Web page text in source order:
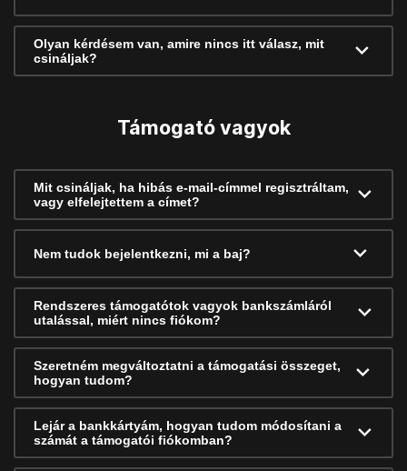
Olyan kérdésem van, amire nincs itt válasz, mit
csináljak?
Támogató vagyok
Mit csináljak, ha hibás e-mail-címmel regisztráltam,
vagy elfelejtettem a címet?
Nem tudok bejelentkezni, mi a baj?
Rendszeres támogatótok vagyok bankszámláról
utalással, miért nincs fiókom?
Szeretném megváltoztatni a támogatási összeget,
hogyan tudom?
Lejár a bankkártyám, hogyan tudom módosítani a
számát a támogatói fiókomban?